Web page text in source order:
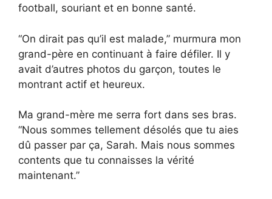
football, souriant et en bonne santé.
“On dirait pas qu’il est malade,” murmura mon
grand-père en continuant à faire défiler. Il y
avait d’autres photos du garçon, toutes le
montrant actif et heureux.
Ma grand-mère me serra fort dans ses bras.
“Nous sommes tellement désolés que tu aies
dû passer par ça, Sarah. Mais nous sommes
contents que tu connaisses la vérité
maintenant.”